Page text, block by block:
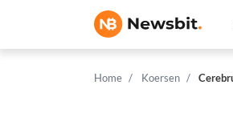
Home Koersen